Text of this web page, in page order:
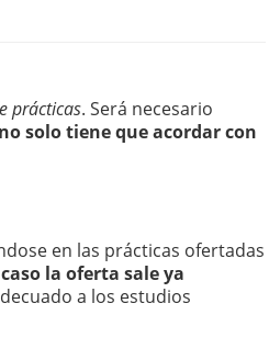
prácticas. Será necesario
solo tiene que acordar con
en las prácticas ofertadas
la oferta sale ya
a los estudios